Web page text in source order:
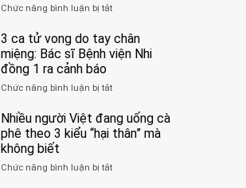
bỏ
hoàn
vì
bỏ
cảm
này
suốt
bác
Chức năng bình luận bị tắtở
đàn
ông
vì…
quá
mạnh
vệ
3 ca tử vong do tay chân
miệng: Bác sĩ Bệnh viện Nhi
đồng 1 ra cảnh báo
Chức năng bình luận bị tắtở
ca
tử
tay
Nhiều người Việt đang uống cà
phê theo 3 kiểu “hại thân” mà
không biết
Chức năng bình luận bị tắtở